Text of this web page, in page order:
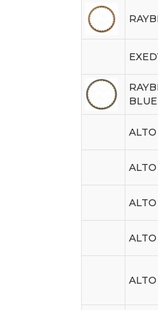
BLUE
ALTO
ALTO
ALTO
ALTO
ALTO